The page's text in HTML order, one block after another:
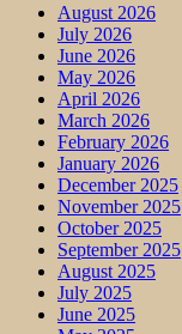
August 2026
July 2026
June 2026
May 2026
April 2026
March 2026
February 2026
January 2026
December 2025
November 2025
October 2025
September 2025
August 2025
July 2025
June 2025